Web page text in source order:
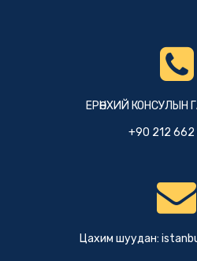
ЕРӨНХИЙ КОНСУЛЫН
+90 212 662
Цахим шуудан: